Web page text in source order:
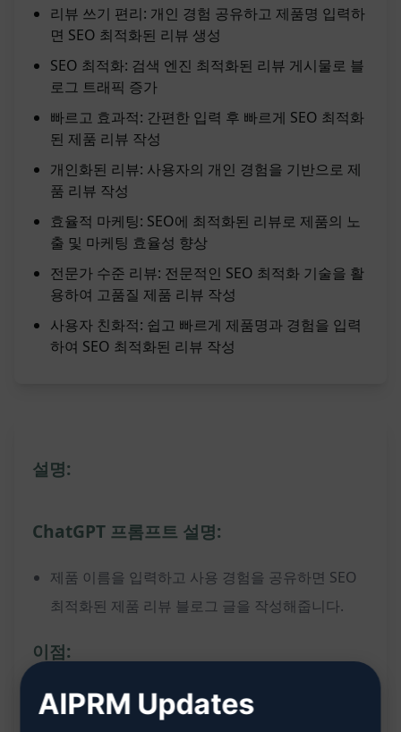
리뷰 쓰기 편리: 개인 경험 공유하고 제품명 입력하
면 SEO 최적화된 리뷰 생성
SEO 최적화: 검색 엔진 최적화된 리뷰 게시물로 블
로그 트래픽 증가
빠르고 효과적: 간편한 입력 후 빠르게 SEO 최적화
된 제품 리뷰 작성
개인화된 리뷰: 사용자의 개인 경험을 기반으로 제
품 리뷰 작성
효율적 마케팅: SEO에 최적화된 리뷰로 제품의 노
출 및 마케팅 효율성 향상
전문가 수준 리뷰: 전문적인 SEO 최적화 기술을 활
용하여 고품질 제품 리뷰 작성
사용자 친화적: 쉽고 빠르게 제품명과 경험을 입력
하여 SEO 최적화된 리뷰 작성
설명:
ChatGPT 프롬프트 설명:
제품 이름을 입력하고 사용 경험을 공유하면 SEO
최적화된 제품 리뷰 블로그 글을 작성해줍니다.
이점:
제품에 대한 SEO 최적화된 리뷰를 즉시 생성
개인 경험을 기반으로 한 신뢰성 있는 제품 리뷰 작
AIPRM Updates